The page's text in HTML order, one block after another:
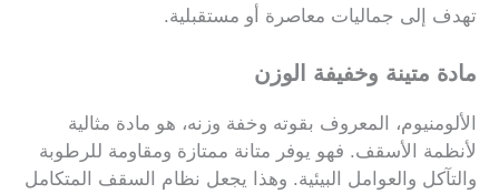
تهدف إلى جماليات معاصرة أو مستقبلية.
مادة متينة وخفيفة الوزن
الألومنيوم، المعروف بقوته وخفة وزنه، هو مادة مثالية
لأنظمة الأسقف. فهو يوفر متانة ممتازة ومقاومة للرطوبة
والتآكل والعوامل البيئية. وهذا يجعل نظام السقف المتكامل